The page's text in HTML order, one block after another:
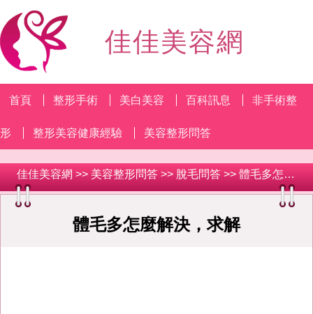
佳佳美容網
首頁 整形手術 美白美容 百科訊息 非手術整
形 整形美容健康經驗 美容整形問答
佳佳美容網 >> 美容整形問答 >> 脫毛問答 >> 體毛多怎麼解決，求解
體毛多怎麼解決，求解